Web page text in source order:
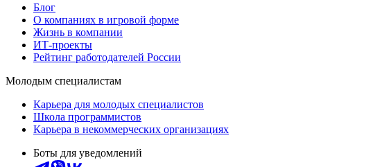
Блог
О компаниях в игровой форме
Жизнь в компании
ИТ-проекты
Рейтинг работодателей России
Молодым специалистам
Карьера для молодых специалистов
Школа программистов
Карьера в некоммерческих организациях
Боты для уведомлений